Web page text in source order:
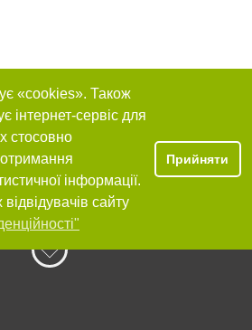
«cookies». Також
інтернет-сервіс для
стосовно
отримання
інформації.
сайту
Прийняти